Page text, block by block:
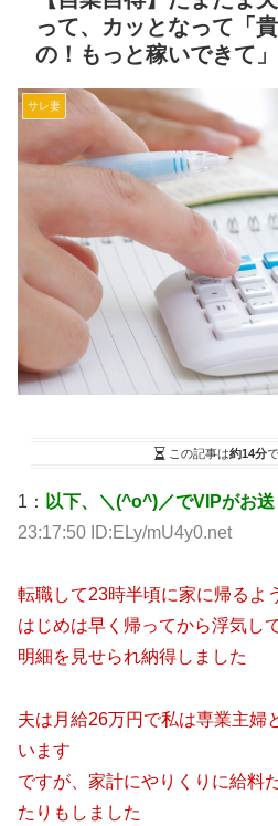
って、カッとなって「
の！もっと稼いできて
サレ妻
この記事は約14分
1： 以下、＼(^o^)／でVIPがお
23:17:50 ID:ELy/mU4y0.net
転職して23時半頃に家に帰るよ
はじめは早く帰ってから浮気し
明細を見せられ納得しました
夫は月給26万円で私は専業主婦
います
ですが、家計にやりくりに給料
たりもしました